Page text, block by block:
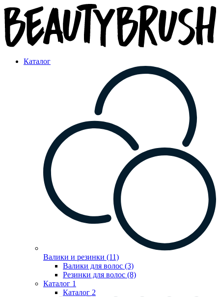
Каталог
Валики и резинки (11)
Валики для волос (3)
Резинки для волос (8)
Каталог 1
Каталог 2